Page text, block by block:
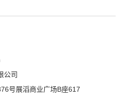
公司
号展滔商业广场B座617